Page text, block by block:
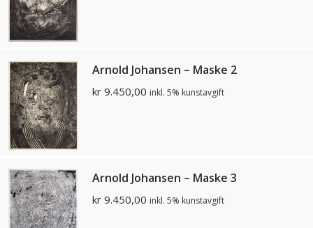
Arnold Johansen – Maske 2
kr 9.450,00 inkl. 5% kunstavgift
Arnold Johansen – Maske 3
kr 9.450,00 inkl. 5% kunstavgift